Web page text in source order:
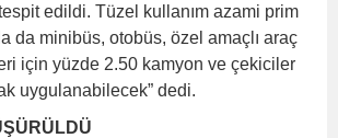
edildi. Tüzel kullanım azami prim
da minibüs, otobüs, özel amaçlı araç
için yüzde 2.50 kamyon ve çekiciler
uygulanabilecek” dedi.